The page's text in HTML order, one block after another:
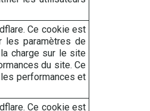
Ce cookie est
les paramètres de
charge sur le site
du site. Ce
performances et
Ce cookie est